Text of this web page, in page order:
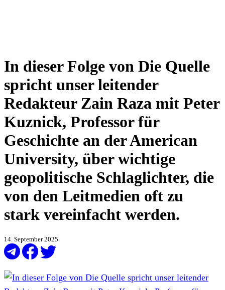
In dieser Folge von Die Quelle
spricht unser leitender
Redakteur Zain Raza mit Peter
Kuznick, Professor für
Geschichte an der American
University, über wichtige
geopolitische Schlaglichter, die
von den Leitmedien oft zu
stark vereinfacht werden.
14. September 2025